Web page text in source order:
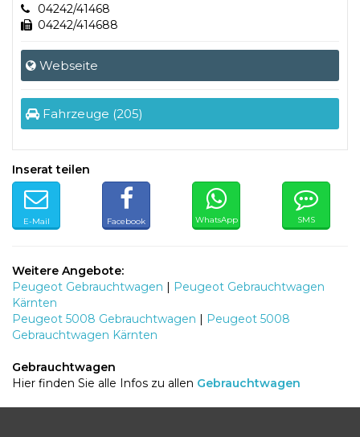
04242/41468
04242/414688
Webseite
Fahrzeuge (205)
Inserat teilen
E-Mail Facebook WhatsApp SMS
Weitere Angebote:
Peugeot Gebrauchtwagen | Peugeot Gebrauchtwagen
Kärnten
Peugeot 5008 Gebrauchtwagen | Peugeot 5008
Gebrauchtwagen Kärnten
Gebrauchtwagen
Hier finden Sie alle Infos zu allen Gebrauchtwagen